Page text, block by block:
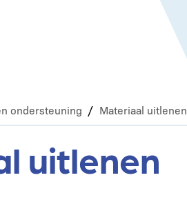
ondersteuning Materiaal uitlenen
uitlenen